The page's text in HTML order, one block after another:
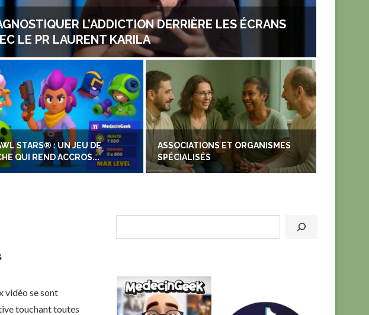
L’ADDICTION DERRIÈRE LES ÉCRANS
LE PR LAURENT KARILA
STARS® : UN JEU DE
QUI REND ACCROS...
ASSOCIATIONS ET ORGANISMES
SPÉCIALISÉS
vidéo se sont
touchant toutes